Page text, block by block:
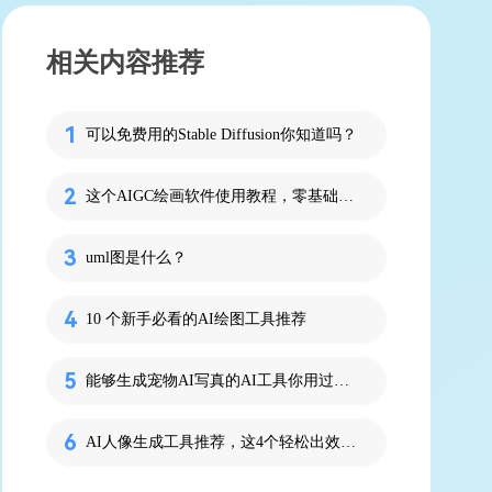
相关内容推荐
可以免费用的Stable Diffusion你知道吗？
这个AIGC绘画软件使用教程，零基础3分钟搞定！
uml图是什么？
10 个新手必看的AI绘图工具推荐
能够生成宠物AI写真的AI工具你用过吗？快来试试！
AI人像生成工具推荐，这4个轻松出效果！